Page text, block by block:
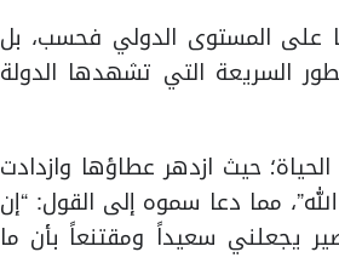
على المستوى الدولي فحسب، بل
السريعة التي تشهدها الدولة
حيث ازدهر عطاؤها وازدادت
مما دعا سموه إلى القول: “إن
يجعلني سعيداً ومقتنعاً بأن ما